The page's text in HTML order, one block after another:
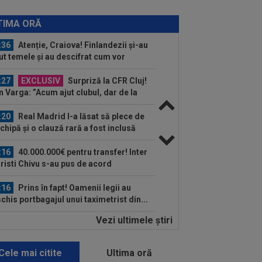
ORĂ
de euro”
Atenție, Craiova! Finlandezii și-au
temele și au descifrat cum vor
EXCLUSIV
Surpriză la CFR Cluj!
Varga: ”Acum ajut clubul, dar de la
Real Madrid l-a lăsat să plece de
și o clauză rară a fost inclusă
40.000.000€ pentru transfer! Inter
Chivu s-au pus de acord
Prins în fapt! Oamenii legii au
portbagajul unui taximetrist din...
Adrian
Luis Figo, dezlănțuit: "Cel mai
Vezi ultimele ştiri
mai citite Ultima oră